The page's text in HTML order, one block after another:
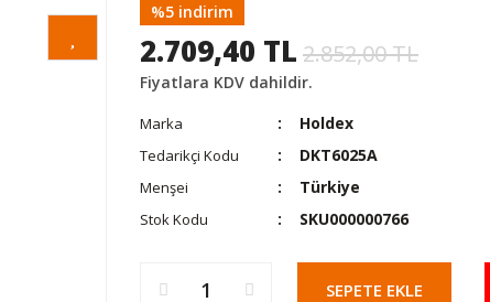
%5 indirim
2.709,40 TL 2.852,00 TL
Fiyatlara KDV dahildir.
Marka Holdex
Tedarikçi Kodu DKT6025A
Menşei Türkiye
Stok Kodu SKU000000766
SEPETE EKLE